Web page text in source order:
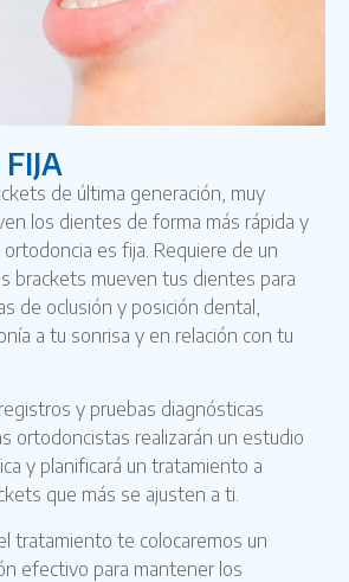
de última generación, muy
los dientes de forma más rápida y
es fija. Requiere de un
brackets mueven tus dientes para
de oclusión y posición dental,
a tu sonrisa y en relación con tu
y pruebas diagnósticas
ortodoncistas realizarán un estudio
y planificará un tratamiento a
que más se ajusten a ti.
tratamiento te colocaremos un
efectivo para mantener los